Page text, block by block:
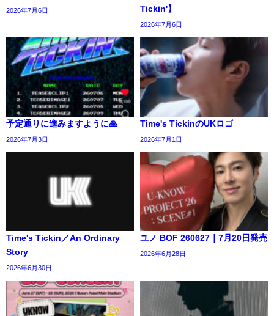
2026年7月6日
Tickin'】
2026年7月6日
予定通りに進みますように🙏
2026年7月3日
Time's TickinのUKロゴ
2026年7月1日
Time's Tickin／An Ordinary
Story
2026年6月30日
ユノ BOF 260627｜7月20日発売
2026年6月28日